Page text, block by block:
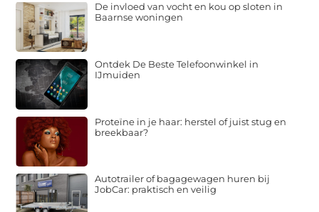
De invloed van vocht en kou op sloten in
Baarnse woningen
Ontdek De Beste Telefoonwinkel in
IJmuiden
Proteïne in je haar: herstel of juist stug en
breekbaar?
Autotrailer of bagagewagen huren bij
JobCar: praktisch en veilig